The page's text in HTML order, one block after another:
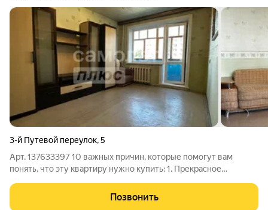
3-й Путевой переулок,5
Арт. 137633397 10 важных причин, которые помогут вам
понять, что эту квартиру нужно купить: 1. Прекрасное
культуры. Можно рассмотреть квартиру для сдачи или личного
проживания. 2. Панельный
Позвонить